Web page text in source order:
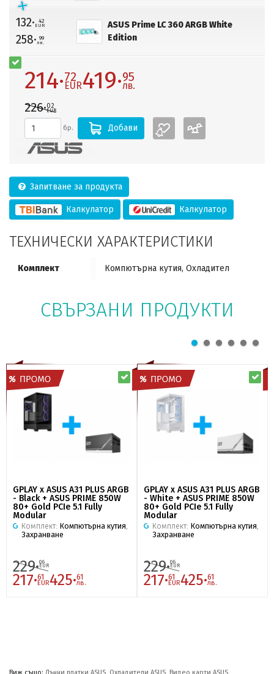
132· 42
EUR
258· 99
лв.
ASUS Prime LC 360 ARGB White
Edition
214·72
EUR419·95
лв.
226·02
EUR
бр. Добави
Запитване за продукта
Калкулатор Калкулатор
ТЕХНИЧЕСКИ ХАРАКТЕРИСТИКИ
Комплект Компютърна кутия, Охладител
СВЪРЗАНИ ПРОДУКТИ
GPLAY x ASUS A31 PLUS ARGB
- Black + ASUS PRIME 850W
80+ Gold PCIe 5.1 Fully
Modular
Комплект: Компютърна кутия,
Захранване
229·06
EUR
217·61
EUR425·61
лв.
GPLAY x ASUS A31 PLUS ARGB
- White + ASUS PRIME 850W
80+ Gold PCIe 5.1 Fully
Modular
Комплект: Компютърна кутия,
Захранване
229·06
EUR
217·61
EUR425·61
лв.
Виж също: Дънни платки ASUS, Охладители ASUS, Видео карти ASUS,